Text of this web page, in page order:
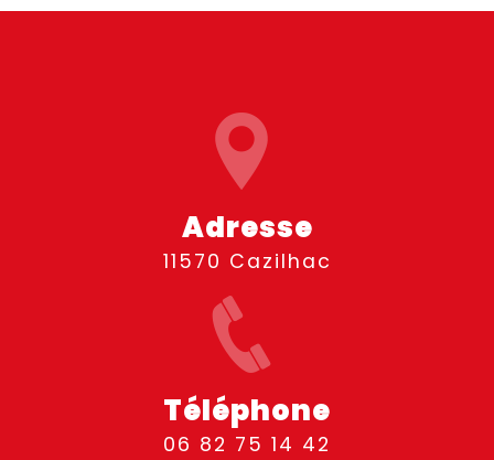
Adresse
11570 Cazilhac
Téléphone
06 82 75 14 42